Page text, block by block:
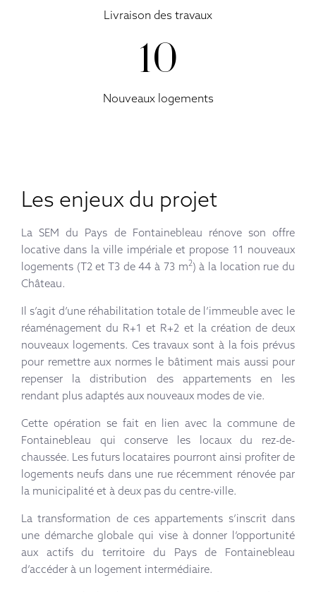
Livraison des travaux
11
Nouveaux logements
Les enjeux du projet
La SEM du Pays de Fontainebleau rénove son offre
locative dans la ville impériale et propose 11 nouveaux
logements (T2 et T3 de 44 à 73 m2) à la location rue du
Château.
Il s’agit d’une réhabilitation totale de l’immeuble avec le
réaménagement du R+1 et R+2 et la création de deux
nouveaux logements. Ces travaux sont à la fois prévus
pour remettre aux normes le bâtiment mais aussi pour
repenser la distribution des appartements en les
rendant plus adaptés aux nouveaux modes de vie.
Cette opération se fait en lien avec la commune de
Fontainebleau qui conserve les locaux du rez-de-
chaussée. Les futurs locataires pourront ainsi profiter de
logements neufs dans une rue récemment rénovée par
la municipalité et à deux pas du centre-ville.
La transformation de ces appartements s’inscrit dans
une démarche globale qui vise à donner l’opportunité
aux actifs du territoire du Pays de Fontainebleau
d’accéder à un logement intermédiaire.